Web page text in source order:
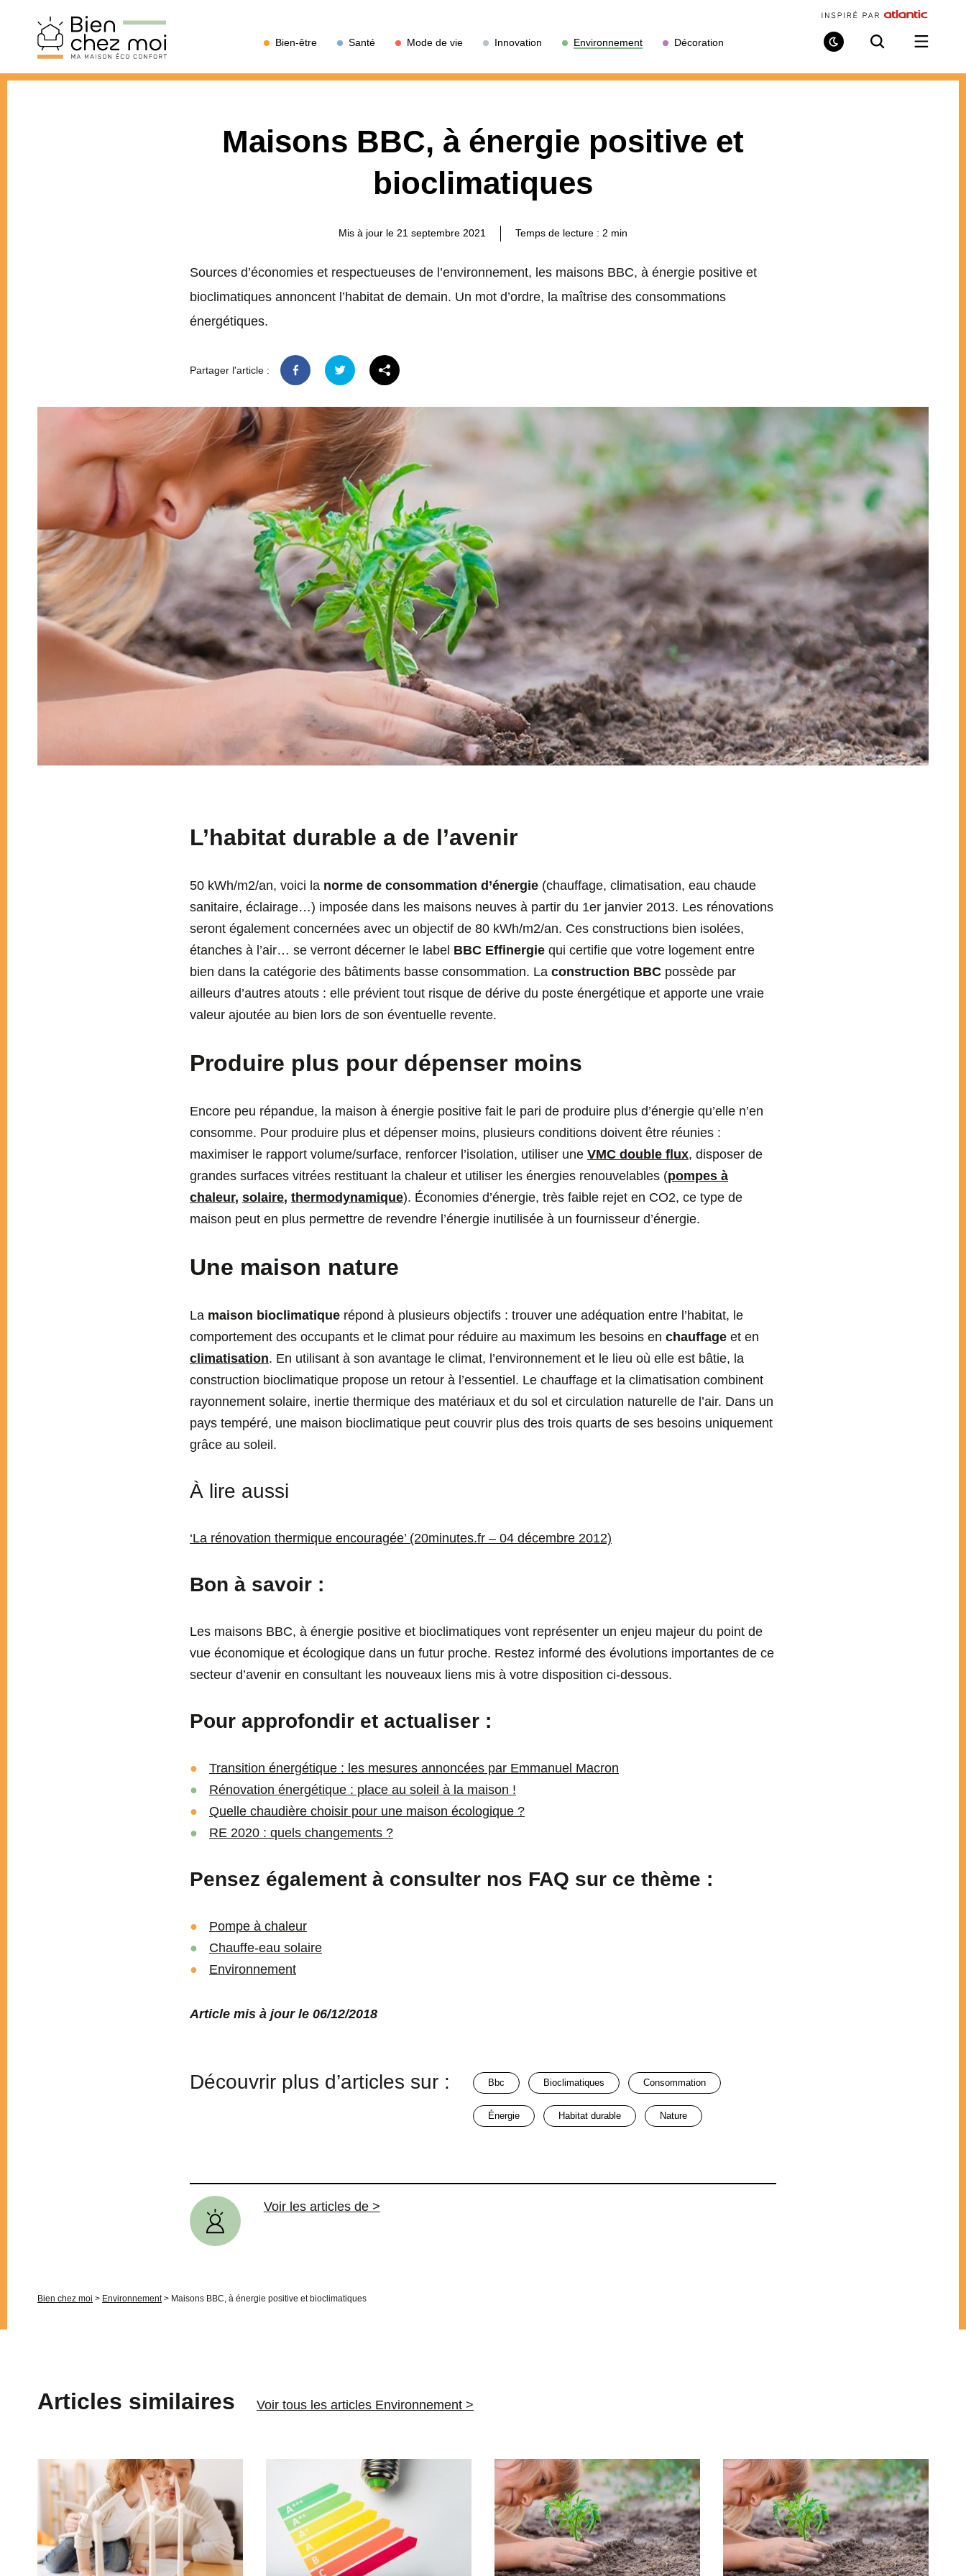
Bien-être Santé Mode de vie Innovation Environnement Décoration
Mode
RechercheOuvrir
le
Maisons BBC, à énergie positive et
bioclimatiques
Mis à jour le 21 septembre 2021 Temps de lecture : 2 min
Sources d’économies et respectueuses de l’environnement, les maisons BBC, à énergie positive et
bioclimatiques annoncent l’habitat de demain. Un mot d’ordre, la maîtrise des consommations
énergétiques.
Partager l'article :
L’habitat durable a de l’avenir
50 kWh/m2/an, voici la norme de consommation d’énergie (chauffage, climatisation, eau chaude
sanitaire, éclairage…) imposée dans les maisons neuves à partir du 1er janvier 2013. Les rénovations
seront également concernées avec un objectif de 80 kWh/m2/an. Ces constructions bien isolées,
étanches à l’air… se verront décerner le label BBC Effinergie qui certifie que votre logement entre
bien dans la catégorie des bâtiments basse consommation. La construction BBC possède par
ailleurs d’autres atouts : elle prévient tout risque de dérive du poste énergétique et apporte une vraie
valeur ajoutée au bien lors de son éventuelle revente.
Produire plus pour dépenser moins
Encore peu répandue, la maison à énergie positive fait le pari de produire plus d’énergie qu’elle n’en
consomme. Pour produire plus et dépenser moins, plusieurs conditions doivent être réunies :
maximiser le rapport volume/surface, renforcer l’isolation, utiliser une VMC double flux, disposer de
grandes surfaces vitrées restituant la chaleur et utiliser les énergies renouvelables (pompes à
chaleur, solaire, thermodynamique). Économies d’énergie, très faible rejet en CO2, ce type de
maison peut en plus permettre de revendre l’énergie inutilisée à un fournisseur d’énergie.
Une maison nature
La maison bioclimatique répond à plusieurs objectifs : trouver une adéquation entre l’habitat, le
comportement des occupants et le climat pour réduire au maximum les besoins en chauffage et en
climatisation. En utilisant à son avantage le climat, l’environnement et le lieu où elle est bâtie, la
construction bioclimatique propose un retour à l’essentiel. Le chauffage et la climatisation combinent
rayonnement solaire, inertie thermique des matériaux et du sol et circulation naturelle de l’air. Dans un
pays tempéré, une maison bioclimatique peut couvrir plus des trois quarts de ses besoins uniquement
grâce au soleil.
À lire aussi
‘La rénovation thermique encouragée’ (20minutes.fr – 04 décembre 2012)
Bon à savoir :
Les maisons BBC, à énergie positive et bioclimatiques vont représenter un enjeu majeur du point de
vue économique et écologique dans un futur proche. Restez informé des évolutions importantes de ce
secteur d’avenir en consultant les nouveaux liens mis à votre disposition ci-dessous.
Pour approfondir et actualiser :
Transition énergétique : les mesures annoncées par Emmanuel Macron
Rénovation énergétique : place au soleil à la maison !
Quelle chaudière choisir pour une maison écologique ?
RE 2020 : quels changements ?
Pensez également à consulter nos FAQ sur ce thème :
Pompe à chaleur
Chauffe-eau solaire
Environnement
Article mis à jour le 06/12/2018
Découvrir plus d’articles sur : bbc bioclimatiques consommation
énergie habitat durable nature
Voir les articles de >
Bien chez moi > Environnement> Maisons BBC, à énergie positive et bioclimatiques
Articles similaires Voir tous les articles Environnement >